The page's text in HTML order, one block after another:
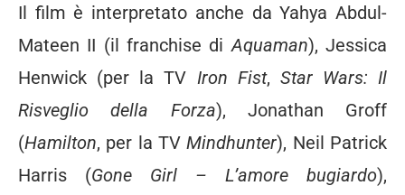
Il film è interpretato anche da Yahya Abdul-
Mateen II (il franchise diAquaman), Jessica
Henwick (per la TV Iron Fist, Star Wars: Il
Risveglio della Forza), Jonathan Groff
(Hamilton, per la TVMindhunter), Neil Patrick
Harris (Gone Girl – L’amore bugiardo),